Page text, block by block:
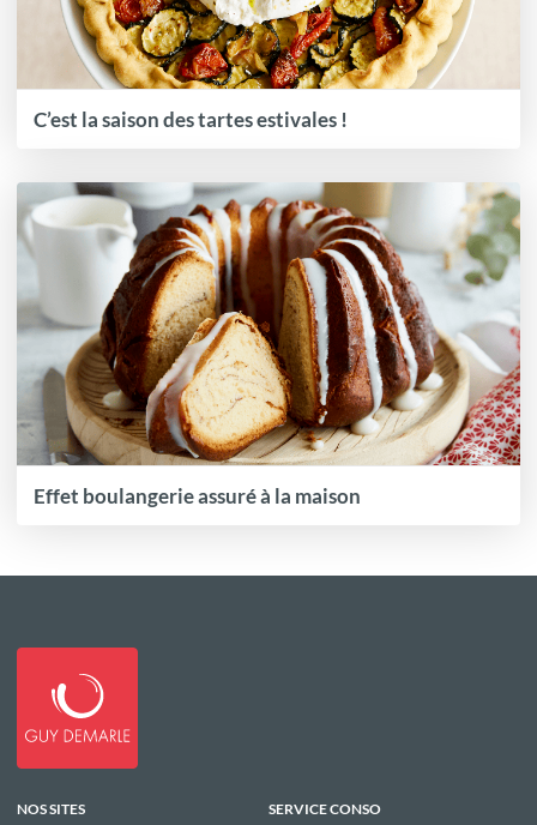
C’est la saison des tartes estivales !
Effet boulangerie assuré à la maison
NOS SITES SERVICE CONSO